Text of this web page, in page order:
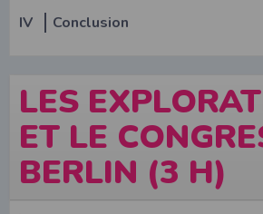
LES
ET LE
BERLIN (3 H)
IV Conclusion